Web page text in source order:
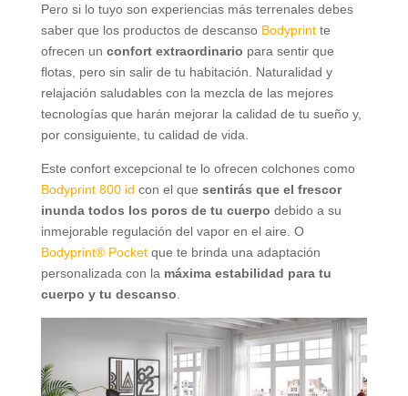
Pero si lo tuyo son experiencias más terrenales debes
saber que los productos de descanso Bodyprintte
ofrecen un confort extraordinario para sentir que
flotas, pero sin salir de tu habitación. Naturalidad y
relajación saludables con la mezcla de las mejores
tecnologías que harán mejorar la calidad de tu sueño y,
por consiguiente, tu calidad de vida.
Este confort excepcional te lo ofrecen colchones como
Bodyprint 800 id con el que sentirás que el frescor
inunda todos los poros de tu cuerpo debido a su
inmejorable regulación del vapor en el aire. O
Bodyprint® Pocketque te brinda una adaptación
personalizada con la máxima estabilidad para tu
cuerpo y tu descanso